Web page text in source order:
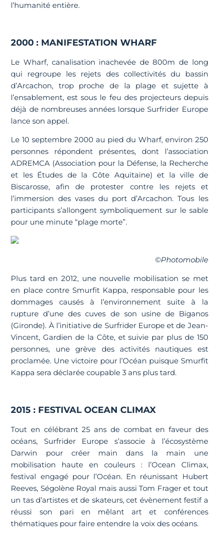
l’humanité entière.
2000 : MANIFESTATION WHARF
Le Wharf, canalisation inachevée de 800m de long
qui regroupe les rejets des collectivités du bassin
d’Arcachon, trop proche de la plage et sujette à
l’ensablement, est sous le feu des projecteurs depuis
déjà de nombreuses années lorsque Surfrider Europe
lance son appel.
Le 10 septembre 2000 au pied du Wharf, environ 250
personnes répondent présentes, dont l’association
ADREMCA (Association pour la Défense, la Recherche
et les Études de la Côte Aquitaine) et la ville de
Biscarosse, afin de protester contre les rejets et
l’immersion des vases du port d’Arcachon. Tous les
participants s’allongent symboliquement sur le sable
pour une minute “plage morte”.
©Photomobile
Plus tard en 2012, une nouvelle mobilisation se met
en place contre Smurfit Kappa, responsable pour les
dommages causés à l’environnement suite à la
rupture d’une des cuves de son usine de Biganos
(Gironde). À l’initiative de Surfrider Europe et de Jean-
Vincent, Gardien de la Côte, et suivie par plus de 150
personnes, une grève des activités nautiques est
proclamée. Une victoire pour l’Océan puisque Smurfit
Kappa sera déclarée coupable 3 ans plus tard.
2015 : FESTIVAL OCEAN CLIMAX
Tout en célébrant 25 ans de combat en faveur des
océans, Surfrider Europe s’associe à l’écosystème
Darwin pour créer main dans la main une
mobilisation haute en couleurs : l’Ocean Climax,
festival engagé pour l’Océan. En réunissant Hubert
Reeves, Ségolène Royal mais aussi Tom Frager et tout
un tas d’artistes et de skateurs, cet évènement festif a
réussi son pari en mêlant art et conférences
thématiques pour faire entendre la voix des océans.